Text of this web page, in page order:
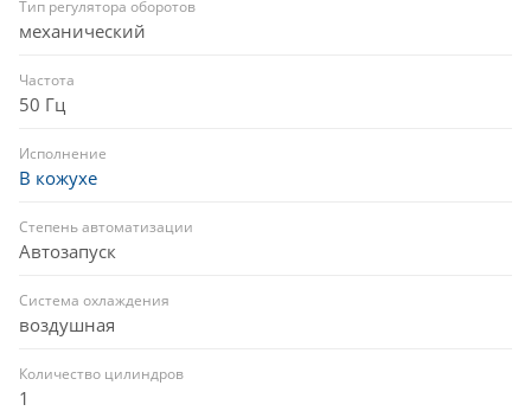
Тип регулятора оборотов
механический
Частота
50 Гц
Исполнение
В кожухе
Степень автоматизации
Автозапуск
Система охлаждения
воздушная
Количество цилиндров
1